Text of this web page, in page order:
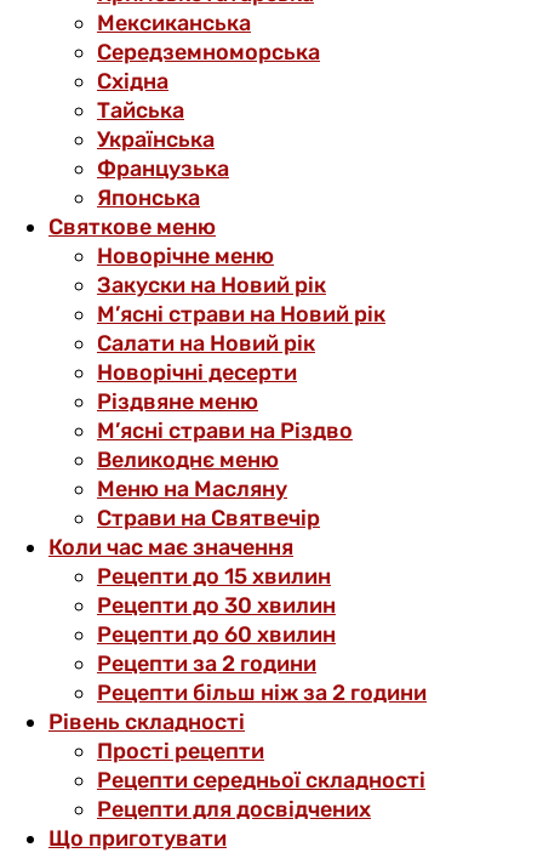
Мексиканська
Середземноморська
Східна
Тайська
Українська
Французька
Японська
Святкове меню
Новорічне меню
Закуски на Новий рік
М’ясні страви на Новий рік
Салати на Новий рік
Новорічні десерти
Різдвяне меню
М’ясні страви на Різдво
Великоднє меню
Меню на Масляну
Страви на Святвечір
Коли час має значення
Рецепти до 15 хвилин
Рецепти до 30 хвилин
Рецепти до 60 хвилин
Рецепти за 2 години
Рецепти більш ніж за 2 години
Рівень складності
Прості рецепти
Рецепти середньої складності
Рецепти для досвідчених
Що приготувати